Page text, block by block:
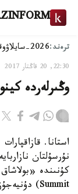
ترەند:2026-سايلاۋ
22:30, 20 قاڭتار 2017
وڭىرلەردە
استانا.
نۇرسۇلتان
Summit) دۇنيەجۇزىلىك ءسامميتى فورۋمىنا قاتىستى.